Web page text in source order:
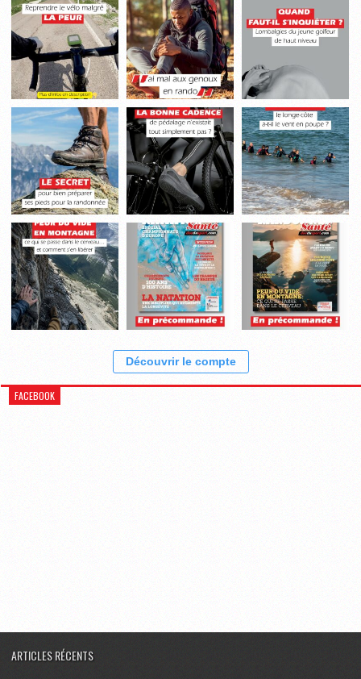
Découvrir le compte
FACEBOOK
ARTICLES RÉCENTS